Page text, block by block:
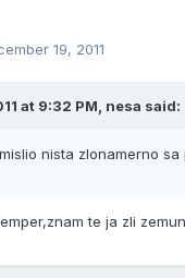
19, 2011
at 9:32 PM, nesa said:
nista zlonamerno sa
te ja zli